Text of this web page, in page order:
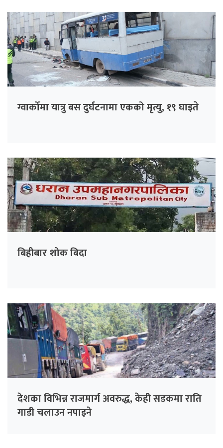
ग्वार्कोमा यात्रु बस दुर्घटनामा एकको मृत्यु, १९ घाइते
बिहीबार शोक बिदा
देशका विभिन्न राजमार्ग अवरुद्ध, केही सडकमा राति
गाडी चलाउन नपाइने